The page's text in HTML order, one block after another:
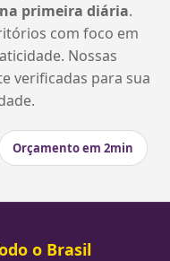
primeira diária.
com foco em
Nossas
verificadas para sua
Orçamento em 2min
o Brasil